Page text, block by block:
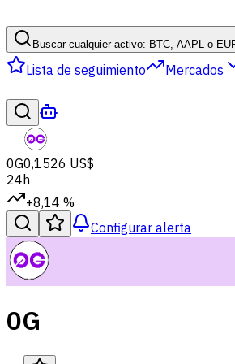
Buscar cualquier activo: BTC, AAPL o
Lista de seguimiento Mercados
0G0,1526 US$
24h
+8,14 %
Configurar alerta
0G